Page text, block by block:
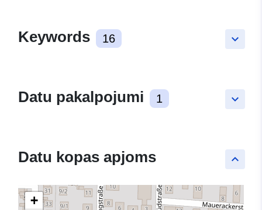
keyboard_arrow_down
Keywords 16
keyboard_arrow_down
Datu pakalpojumi 1
keyboard_arrow_up
Datu kopas apjoms
+